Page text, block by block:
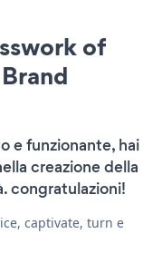
of
e funzionante, hai
creazione della
congratulazioni!
captivate, turn e